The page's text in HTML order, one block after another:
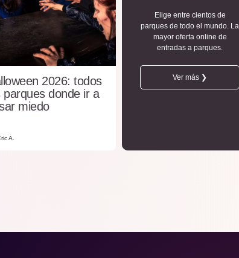
2026: todos
parques donde ir a
miedo
A.
Elige entre cientos de
parques de todo el mundo. La
mayor oferta online de
entradas a parques.
Ver más ❯